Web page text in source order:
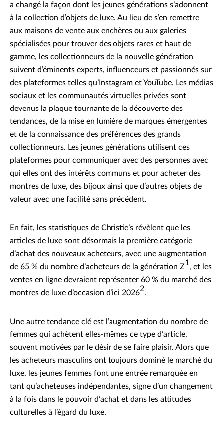
a changé la façon dont les jeunes générations s’adonnent
à la collection d’objets de luxe. Au lieu de s’en remettre
aux maisons de vente aux enchères ou aux galeries
spécialisées pour trouver des objets rares et haut de
gamme, les collectionneurs de la nouvelle génération
suivent d’éminents experts, influenceurs et passionnés sur
des plateformes telles qu’Instagram et YouTube. Les médias
sociaux et les communautés virtuelles privées sont
devenus la plaque tournante de la découverte des
tendances, de la mise en lumière de marques émergentes
et de la connaissance des préférences des grands
collectionneurs. Les jeunes générations utilisent ces
plateformes pour communiquer avec des personnes avec
qui elles ont des intérêts communs et pour acheter des
montres de luxe, des bijoux ainsi que d’autres objets de
valeur avec une facilité sans précédent.
En fait, les statistiques de Christie’s révèlent que les
articles de luxe sont désormais la première catégorie
d’achat des nouveaux acheteurs, avec une augmentation
de 65 % du nombre d’acheteurs de la génération Z1, et les
ventes en ligne devraient représenter 60 % du marché des
montres de luxe d’occasion d’ici 20262.
Une autre tendance clé est l’augmentation du nombre de
femmes qui achètent elles-mêmes ce type d’article,
souvent motivées par le désir de se faire plaisir. Alors que
les acheteurs masculins ont toujours dominé le marché du
luxe, les jeunes femmes font une entrée remarquée en
tant qu’acheteuses indépendantes, signe d’un changement
à la fois dans le pouvoir d’achat et dans les attitudes
culturelles à l’égard du luxe.